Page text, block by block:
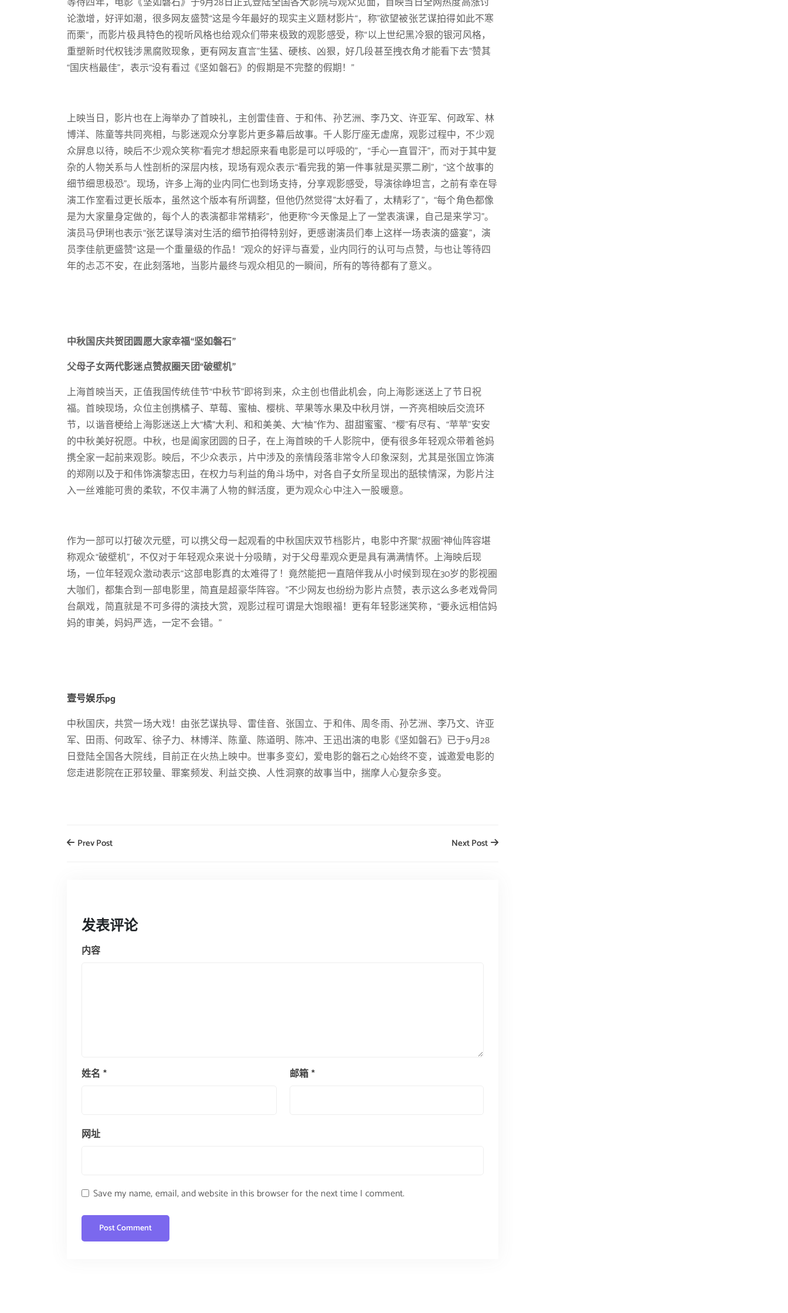
论激增，好评如潮，很多网友盛赞“这是今年最好的现实主义题材影片“，称”欲望被张艺谋拍得如此不寒
而栗“，而影片极具特色的视听风格也给观众们带来极致的观影感受，称“以上世纪黑冷狠的银河风格，
重塑新时代权钱涉黑腐败现象，更有网友直言”生猛、硬核、凶狠，好几段甚至拽衣角才能看下去”赞其
“国庆档最佳”，表示“没有看过《坚如磐石》的假期是不完整的假期！”
上映当日，影片也在上海举办了首映礼，主创雷佳音、于和伟、孙艺洲、李乃文、许亚军、何政军、林
博洋、陈童等共同亮相，与影迷观众分享影片更多幕后故事。千人影厅座无虚席，观影过程中，不少观
众屏息以待，映后不少观众笑称“看完才想起原来看电影是可以呼吸的”，“手心一直冒汗”，而对于其中复
杂的人物关系与人性剖析的深层内核，现场有观众表示“看完我的第一件事就是买票二刷”，“这个故事的
细节细思极恐”。现场，许多上海的业内同仁也到场支持，分享观影感受，导演徐峥坦言，之前有幸在导
演工作室看过更长版本，虽然这个版本有所调整，但他仍然觉得”太好看了，太精彩了”，“每个角色都像
是为大家量身定做的，每个人的表演都非常精彩”，他更称“今天像是上了一堂表演课，自己是来学习”。
演员马伊琍也表示“张艺谋导演对生活的细节拍得特别好，更感谢演员们奉上这样一场表演的盛宴”，演
员李佳航更盛赞“这是一个重量级的作品！”观众的好评与喜爱，业内同行的认可与点赞，与也让等待四
年的忐忑不安，在此刻落地，当影片最终与观众相见的一瞬间，所有的等待都有了意义。
中秋国庆共贺团圆愿大家幸福“坚如磐石”
父母子女两代影迷点赞叔圈天团“破壁机”
上海首映当天，正值我国传统佳节“中秋节”即将到来，众主创也借此机会，向上海影迷送上了节日祝
福。首映现场，众位主创携橘子、草莓、蜜柚、樱桃、苹果等水果及中秋月饼，一齐亮相映后交流环
节，以谐音梗给上海影迷送上大“橘”大利、和和美美、大“柚”作为、甜甜蜜蜜、“樱”有尽有、“苹苹”安安
的中秋美好祝愿。中秋，也是阖家团圆的日子，在上海首映的千人影院中，便有很多年轻观众带着爸妈
携全家一起前来观影。映后，不少众表示，片中涉及的亲情段落非常令人印象深刻，尤其是张国立饰演
的郑刚以及于和伟饰演黎志田，在权力与利益的角斗场中，对各自子女所呈现出的舐犊情深，为影片注
入一丝难能可贵的柔软，不仅丰满了人物的鲜活度，更为观众心中注入一股暖意。
作为一部可以打破次元壁，可以携父母一起观看的中秋国庆双节档影片，电影中齐聚“叔圈“神仙阵容堪
称观众“破壁机”，不仅对于年轻观众来说十分吸睛，对于父母辈观众更是具有满满情怀。上海映后现
场，一位年轻观众激动表示“这部电影真的太难得了！竟然能把一直陪伴我从小时候到现在30岁的影视圈
大咖们，都集合到一部电影里，简直是超豪华阵容。”不少网友也纷纷为影片点赞，表示这么多老戏骨同
台飙戏，简直就是不可多得的演技大赏，观影过程可谓是大饱眼福！更有年轻影迷笑称，“要永远相信妈
妈的审美，妈妈严选，一定不会错。”
壹号娱乐pg
中秋国庆，共赏一场大戏！由张艺谋执导、雷佳音、张国立、于和伟、周冬雨、孙艺洲、李乃文、许亚
军、田雨、何政军、徐子力、林博洋、陈童、陈道明、陈冲、王迅出演的电影《坚如磐石》已于9月28
日登陆全国各大院线，目前正在火热上映中。世事多变幻，爱电影的磐石之心始终不变，诚邀爱电影的
您走进影院在正邪较量、罪案频发、利益交换、人性洞察的故事当中，揣摩人心复杂多变。
Prev Post Next Post
发表评论
内容
姓名 * 邮箱*
网址
Save my name, email, and website in this browser for the next time I comment.